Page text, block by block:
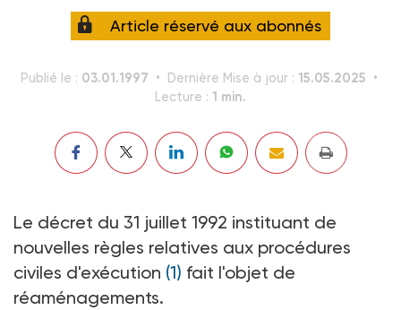
Article réservé aux abonnés
Publié le : 03.01.1997 Dernière Mise à jour : 15.05.2025
Lecture : 1 min.
Le décret du 31 juillet 1992 instituant de
nouvelles règles relatives aux procédures
civiles d'exécution (1) fait l'objet de
réaménagements.